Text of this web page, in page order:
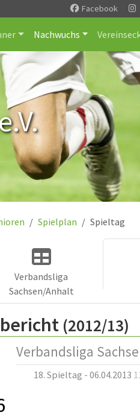
Facebook
Nachwuchs
Spielplan Spieltag
Verbandsliga
Sachsen/Anhalt
(2012/13)
Verbandsliga
18. Spieltag - 06.04.2013